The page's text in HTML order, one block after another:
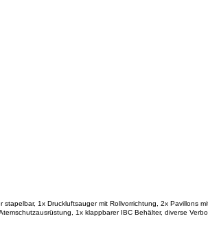
1x Druckluftsauger mit Rollvorrichtung, 2x Pavillons
1x klappbarer IBC Behälter, diverse